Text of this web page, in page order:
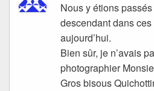
Nous y étions
descendant dans
aujourd’hui.
Bien sûr, je n’avais
photographier
Gros bisous